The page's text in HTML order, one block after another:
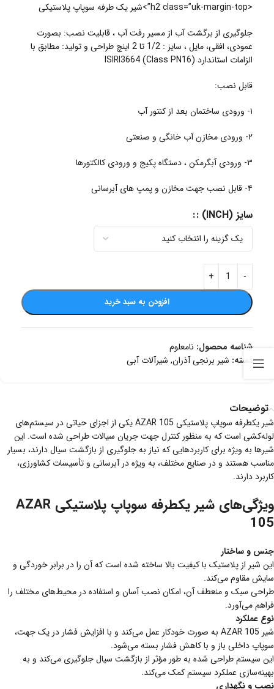
<h2 class=”uk-margin-top”>شیر یک طرفه سوپاپ پلاستیکی
جلوگیری از برگشت آب از مسیر رفت آب ، قابلیت نصب: بصورت
عمودی، افقی، مایل ، سایز : 1/2 تا 2 اینچ طراحی و تولید: مطابق با
الزامات استاندارد ISIRI3664 (Class PN16)
قابل نصب:
۱- ورودی ساختمان بعد از کنتور آب
۲- ورودی مخازن آب خانگی و صنعتی
۳- ورودی آبگرمکن ، دستگاه پکیج و ورودی کالکتورها
۴- قابل نصب جهت مخازن و پمپ های آبرسانی
سایز (INCH) :
افزودن به سبد خرید
شناسه محصول: نامعلوم
دسته: شیر برنجی آذران, شیرآلات آبی
توضیحات
شیر یکطرفه سوپاپ پلاستیکی AZAR 105 یکی از اجزای حیاتی در سیستم‌های
لوله‌کشی است که به منظور کنترل جهت جریان سیالات طراحی شده است. این
شیرها به ویژه برای کاربردهایی که نیاز به جلوگیری از بازگشت سیال دارند، بسیار
مناسب هستند و در صنایع مختلف، به ویژه در آبرسانی و تأسیسات کشاورزی،
کاربرد دارند.
ویژگی‌های شیر یکطرفه سوپاپ پلاستیکی AZAR
105
جنس و ساختار
این شیر از پلاستیک با کیفیت بالا ساخته شده است که آن را در برابر خوردگی و
سایش مقاوم می‌کند.
طراحی سبک و منعطف آن، امکان نصب آسان و استفاده در محیط‌های مختلف را
فراهم می‌آورد.
نوع عملکرد
شیر AZAR 105 به صورت خودکار عمل می‌کند و با افزایش فشار در یک جهت،
سوپاپ داخلی باز و با کاهش فشار بسته می‌شود.
این سیستم طراحی شده به طور مؤثر از بازگشت سیال جلوگیری می‌کند و به
بهینه‌سازی عملکرد سیستم کمک می‌کند.
نصب و نگهداری